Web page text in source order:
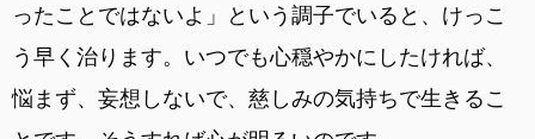
ったことではないよ」という調子でいると、けっこ
う早く治ります。いつでも心穏やかにしたければ、
悩まず、妄想しないで、慈しみの気持ちで生きるこ